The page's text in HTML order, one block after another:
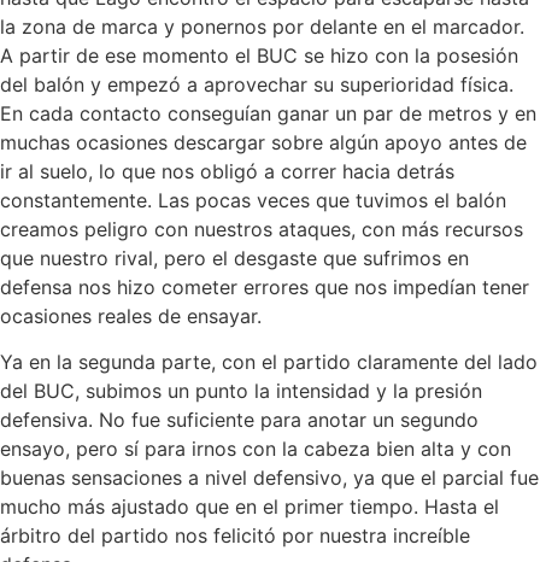
la zona de marca y ponernos por delante en el marcador.
A partir de ese momento el BUC se hizo con la posesión
del balón y empezó a aprovechar su superioridad física.
En cada contacto conseguían ganar un par de metros y en
muchas ocasiones descargar sobre algún apoyo antes de
ir al suelo, lo que nos obligó a correr hacia detrás
constantemente. Las pocas veces que tuvimos el balón
creamos peligro con nuestros ataques, con más recursos
que nuestro rival, pero el desgaste que sufrimos en
defensa nos hizo cometer errores que nos impedían tener
ocasiones reales de ensayar.
Ya en la segunda parte, con el partido claramente del lado
del BUC, subimos un punto la intensidad y la presión
defensiva. No fue suficiente para anotar un segundo
ensayo, pero sí para irnos con la cabeza bien alta y con
buenas sensaciones a nivel defensivo, ya que el parcial fue
mucho más ajustado que en el primer tiempo. Hasta el
árbitro del partido nos felicitó por nuestra increíble